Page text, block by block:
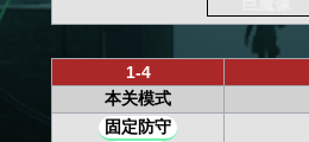
1-4
本关模式
固定防守